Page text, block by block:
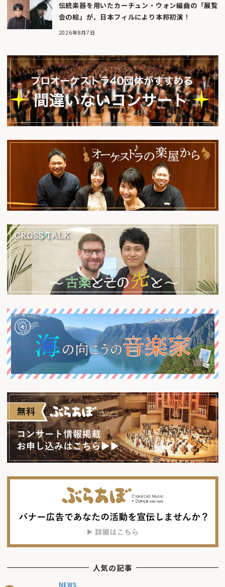
伝統楽器を用いたカーチュン・ウォン編曲の「展覧
会の絵」が、日本フィルにより本邦初演！
2026年8月7日
人気の記事
NEWS